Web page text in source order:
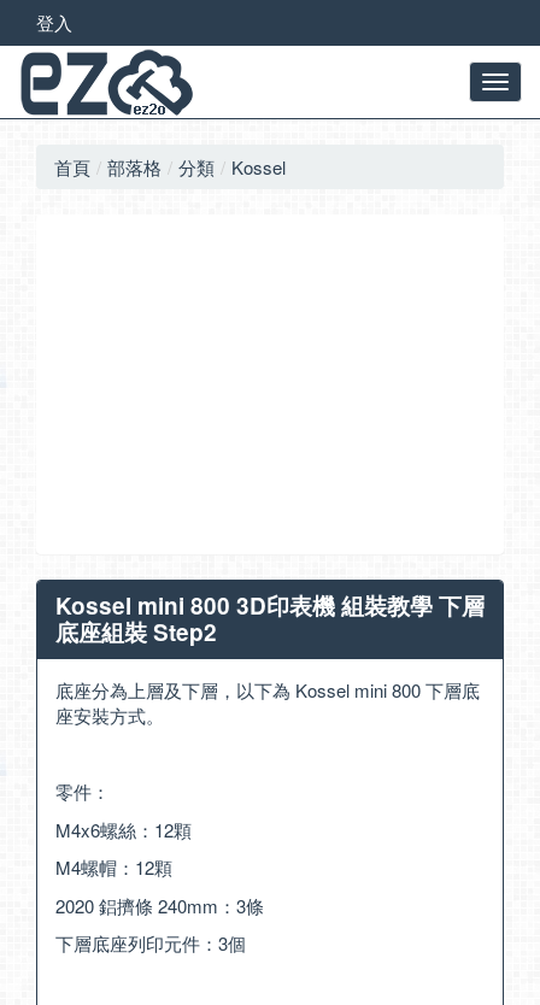
登入
首頁 部落格 分類 Kossel
Kossel mini 800 3D印表機 組裝教學 下層
底座組裝 Step2
底座分為上層及下層，以下為 Kossel mini 800 下層底
座安裝方式。
零件：
M4x6螺絲：12顆
M4螺帽：12顆
2020 鋁擠條 240mm：3條
下層底座列印元件：3個